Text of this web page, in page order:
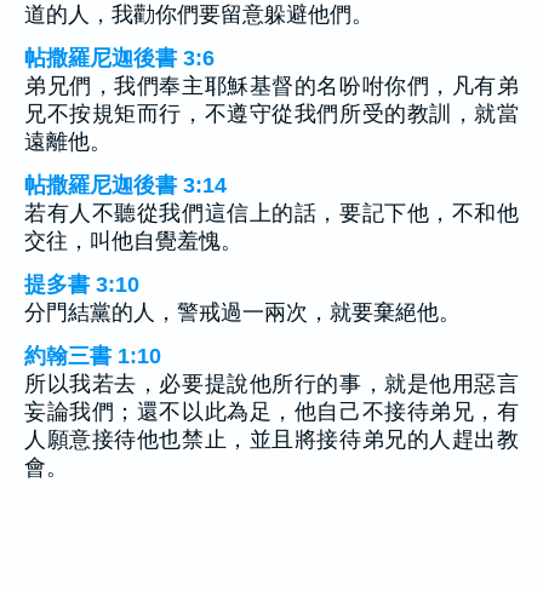
道的人，我勸你們要留意躲避他們。
帖撒羅尼迦後書 3:6
弟兄們，我們奉主耶穌基督的名吩咐你們，凡有弟
兄不按規矩而行，不遵守從我們所受的教訓，就當
遠離他。
帖撒羅尼迦後書 3:14
若有人不聽從我們這信上的話，要記下他，不和他
交往，叫他自覺羞愧。
提多書 3:10
分門結黨的人，警戒過一兩次，就要棄絕他。
約翰三書 1:10
所以我若去，必要提說他所行的事，就是他用惡言
妄論我們；還不以此為足，他自己不接待弟兄，有
人願意接待他也禁止，並且將接待弟兄的人趕出教
會。